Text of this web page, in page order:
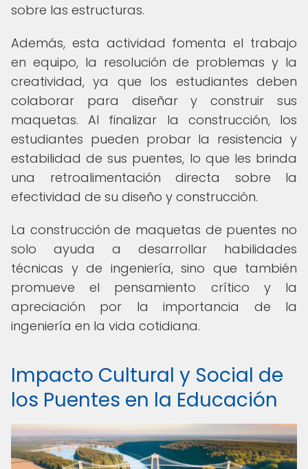
sobre las estructuras.
Además, esta actividad fomenta el trabajo
en equipo, la resolución de problemas y la
creatividad, ya que los estudiantes deben
colaborar para diseñar y construir sus
maquetas. Al finalizar la construcción, los
estudiantes pueden probar la resistencia y
estabilidad de sus puentes, lo que les brinda
una retroalimentación directa sobre la
efectividad de su diseño y construcción.
La construcción de maquetas de puentes no
solo ayuda a desarrollar habilidades
técnicas y de ingeniería, sino que también
promueve el pensamiento crítico y la
apreciación por la importancia de la
ingeniería en la vida cotidiana.
Impacto Cultural y Social de
los Puentes en la Educación